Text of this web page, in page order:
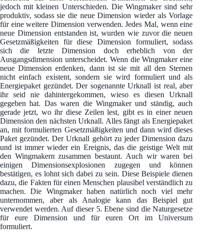
jedoch mit kleinen Unterschieden. Die Wingmaker sind sehr
produktiv, sodass sie die neue Dimension wieder als Vorlage
für eine weitere Dimension verwenden. Jedes Mal, wenn eine
neue Dimension entstanden ist, wurden wie zuvor die neuen
Gesetzmäßigkeiten für diese Dimension formuliert, sodass
sich die letzte Dimension doch erheblich von der
Ausgangsdimension unterscheidet. Wenn die Wingmaker eine
neue Dimension erdenken, dann ist sie mit all den Sternen
nicht einfach existent, sondern sie wird formuliert und als
Energiepaket gezündet. Der sogenannte Urknall ist real, aber
ihr seid nie dahintergekommen, wieso es diesen Urknall
gegeben hat. Das waren die Wingmaker und ständig, auch
gerade jetzt, wo ihr diese Zeilen lest, gibt es in einer neuen
Dimension den nächsten Urknall. Alles fängt als Energiepaket
an, mit formulierten Gesetzmäßigkeiten und dann wird dieses
Paket gezündet. Der Urknall gehört zu jeder Dimension dazu
und ist immer wieder ein Ereignis, das die geistige Welt mit
den Wingmakern zusammen bestaunt. Auch wir waren bei
einigen Dimensionsexplosionen zugegen und können
bestätigen, es lohnt sich dabei zu sein. Diese Beispiele dienen
dazu, die Fakten für einen Menschen plausibel verständlich zu
machen. Die Wingmaker haben natürlich noch viel mehr
unternommen, aber als Analogie kann das Beispiel gut
verwendet werden. Auf dieser 5. Ebene sind die Naturgesetze
für eure Dimension und für euren Ort im Universum
formuliert.